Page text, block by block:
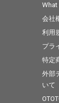
What
会社
利用
プラ
特定
外部
いて